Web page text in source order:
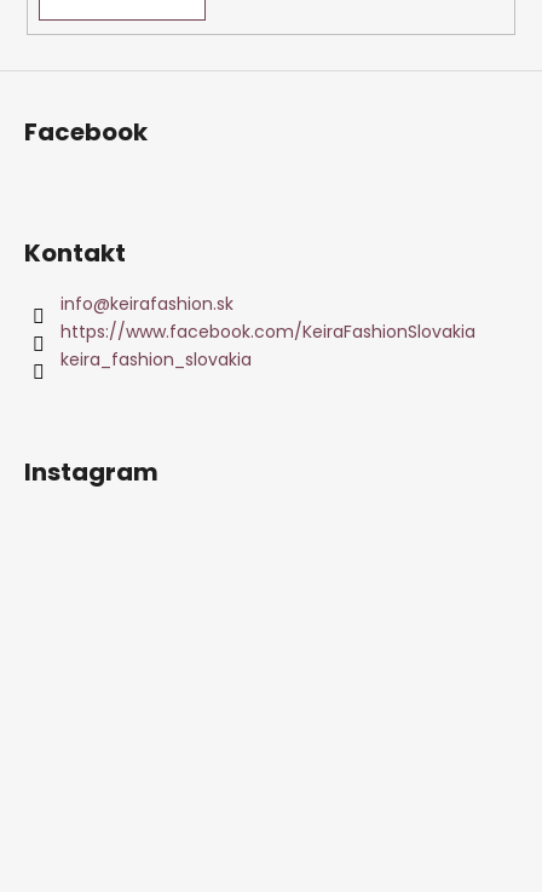
Facebook
Kontakt
info@keirafashion.sk
https://www.facebook.com/KeiraFashionSlovakia
keira_fashion_slovakia
Instagram